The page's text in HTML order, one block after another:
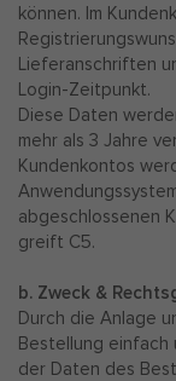
können. Im
Lieferanschriften
Login-Zeitpunkt.
Diese Daten
mehr als 3 Jahre
Kundenkontos
abgeschlossenen
greift C5.
b. Zweck &
Durch die Anlage
Bestellung einfach
der Daten des